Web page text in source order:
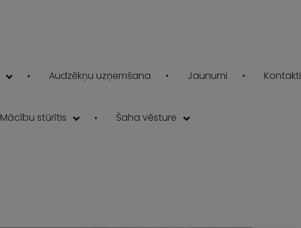
Audzēkņu uzņemšana Jaunumi Kontakti
Mācību stūrītis Šaha vēsture